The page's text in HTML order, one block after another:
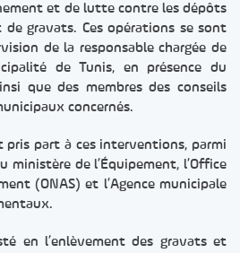
et de lutte contre les dépôts
de gravats. Ces opérations se sont
de la responsable chargée de
de Tunis, en présence du
que des membres des conseils
concernés.
pris part à ces interventions, parmi
ministère de l’Équipement, l’Office
(ONAS) et l’Agence municipale
en l’enlèvement des gravats et